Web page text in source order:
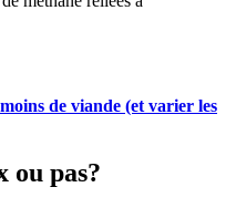
de viande (et varier les
ou pas?